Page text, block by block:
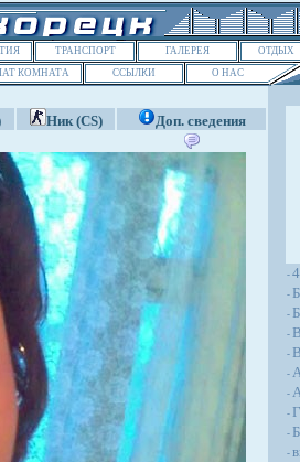
ТРАНСПОРТ ГАЛЕРЕЯ
ОТДЫХ
КОМНАТА ССЫЛКИ О НАС
Ник (CS)
Доп. сведения
-
-
-
-
-
-
-
-
-
-